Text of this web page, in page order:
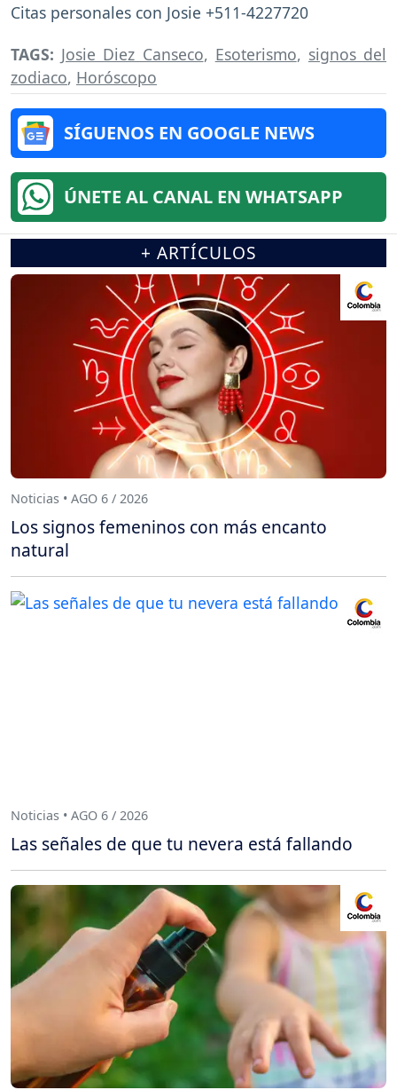
Citas personales con Josie +511-4227720
TAGS: Josie Diez Canseco, Esoterismo, signos del
zodiaco, Horóscopo
SÍGUENOS EN GOOGLE NEWS
ÚNETE AL CANAL EN WHATSAPP
+ ARTÍCULOS
Noticias • AGO 6 / 2026
Los signos femeninos con más encanto
natural
Noticias • AGO 6 / 2026
Las señales de que tu nevera está fallando